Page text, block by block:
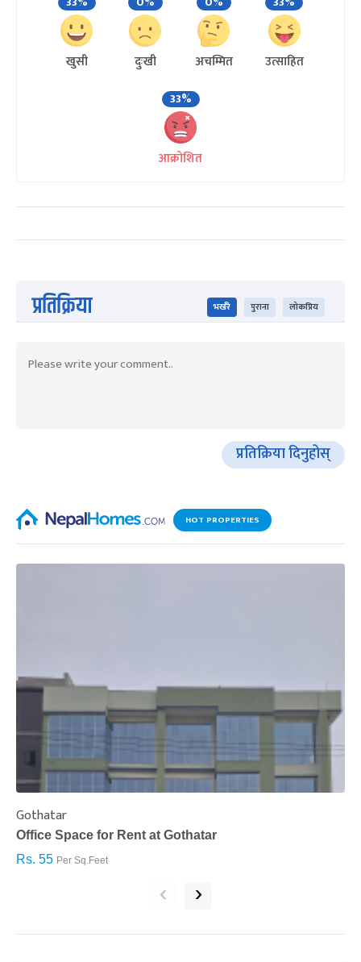
खुसी दुःखी अचम्मित
उत्साहित
33%
आक्रोशित
प्रतिक्रिया भर्खरै पुराना लोकप्रिय
प्रतिक्रिया दिनुहोस्
HOT PROPERTIES
Gothatar
Office Space for Rent at Gothatar
Rs. 55 Per Sq.Feet
‹ ›